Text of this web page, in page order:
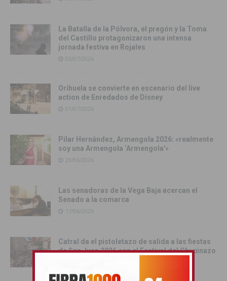
La Batalla de la Pólvora, el pregón y la Toma
del Castillo protagonizaron una intensa
jornada festiva en Rojales
03/07/2026
Orihuela se convierte en escenario del live
action de Enredados de Disney
01/07/2026
Pilar Hernández, Armengola 2026: «realmente
soy una Armengola ‘Armengola'»
29/06/2026
Las senadoras de la Vega Baja acercan el
Senado a la comarca
17/06/2026
Catral da el pistoletazo de salida a las fiestas
de San Juan 2026 con el Festival del Chupinazo